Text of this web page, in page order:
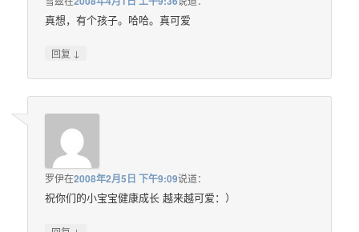
真想，有个孩子。哈哈。真可爱
回复 ↓
罗伊在2008年2月5日 下午9:09说道：
祝你们的小宝宝健康成长 越来越可爱：）